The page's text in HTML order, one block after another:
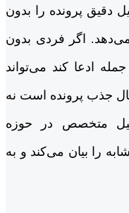
دقیق پرونده را بدون
اگر فردی بدون
ادعا کند می‌تواند
جذب پرونده است نه
متخصص در حوزه
را بیان می‌کند و به